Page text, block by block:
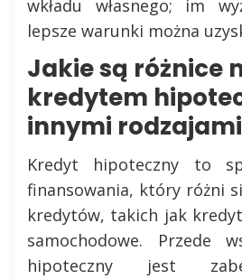
wkładu własnego; im
lepsze warunki można
Jakie są różnice
kredytem
innymi
Kredyt hipoteczny to
finansowania, który różni
kredytów, takich jak
samochodowe. Przede
hipoteczny jest